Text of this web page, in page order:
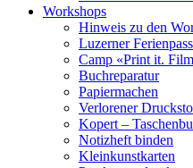
Workshops
Hinweis zu den
Luzerner Ferienpass
Camp «Print it.
Buchreparatur
Papiermachen
Verlorener
Kopert –
Notizheft binden
Kleinkunstkarten